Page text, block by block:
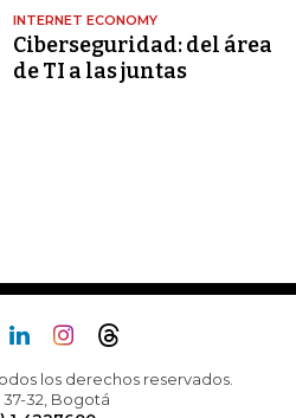
INTERNET ECONOMY
Ciberseguridad: del área
de TI a las juntas
los derechos reservados.
37-32, Bogotá